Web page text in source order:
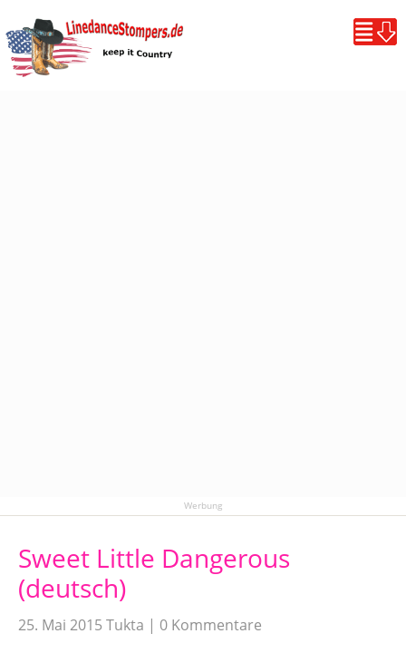
Werbung
Sweet Little Dangerous
(deutsch)
25. Mai 2015 Tukta 0 Kommentare